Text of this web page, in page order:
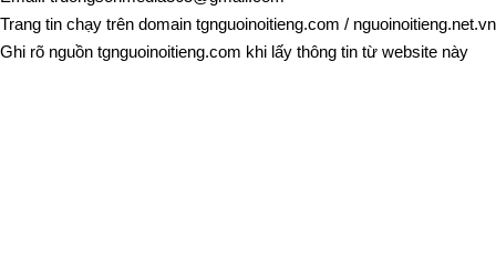
Trang tin chạy trên domain tgnguoinoitieng.com / nguoinoitieng.net.vn
Ghi rõ nguồn tgnguoinoitieng.com khi lấy thông tin từ website này